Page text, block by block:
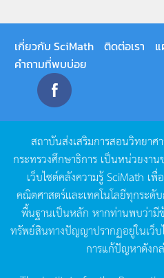
เกี่ยวกับ SciMath ติดต่อเรา
คำถามที่พบบ่อย
สถาบันส่งเสริมการสอนวิทยาศ
กระทรวงศึกษาธิการ เป็นหน่วยงาน
เว็บไซต์คลังความรู้SciMath เพื่
คณิตศาสตร์และเทคโนโลยีทุกระดั
พื้นฐานเป็นหลัก หากท่านพบว่ามี
ทรัพย์สินทางปัญญาปรากฏอยู่ในเว็บ
การแก้ปัญหาดังก